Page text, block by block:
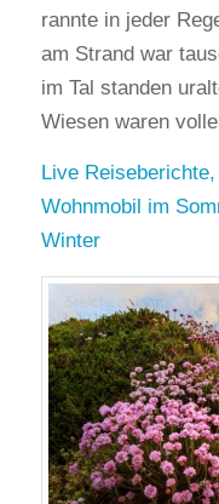
rannte in jeder
am Strand war
im Tal standen
Wiesen waren
Live
Wohnmobil im
Winter